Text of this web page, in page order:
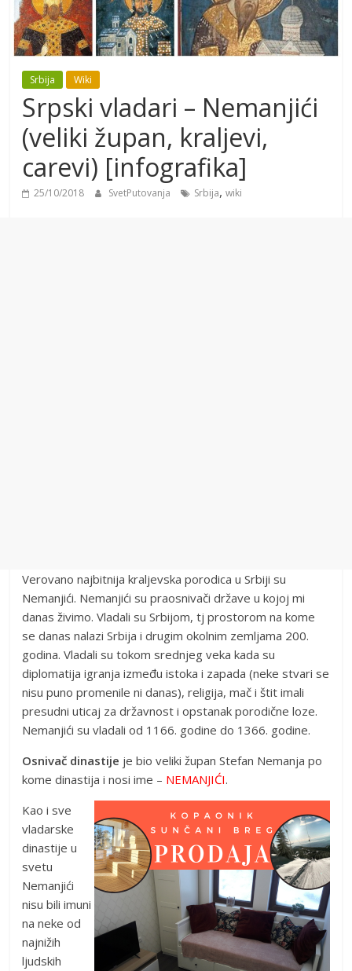
Srbija Wiki
Srpski vladari – Nemanjići
(veliki župan, kraljevi,
carevi) [infografika]
25/10/2018 SvetPutovanja Srbija,wiki
Verovano najbitnija kraljevska porodica u Srbiji su
Nemanjići. Nemanjići su praosnivači države u kojoj mi
danas živimo. Vladali su Srbijom, tj prostorom na kome
se danas nalazi Srbija i drugim okolnim zemljama 200.
godina. Vladali su tokom srednjeg veka kada su
diplomatija igranja između istoka i zapada (neke stvari se
nisu puno promenile ni danas), religija, mač i štit imali
presudni uticaj za državnost i opstanak porodične loze.
Nemanjići su vladali od 1166. godine do 1366. godine.
Osnivač dinastije je bio veliki župan Stefan Nemanja po
kome dinastija i nosi ime – NEMANJIĆI.
Kao i sve
vladarske
dinastije u
svetu
Nemanjići
nisu bili imuni
na neke od
najnižih
ljudskih